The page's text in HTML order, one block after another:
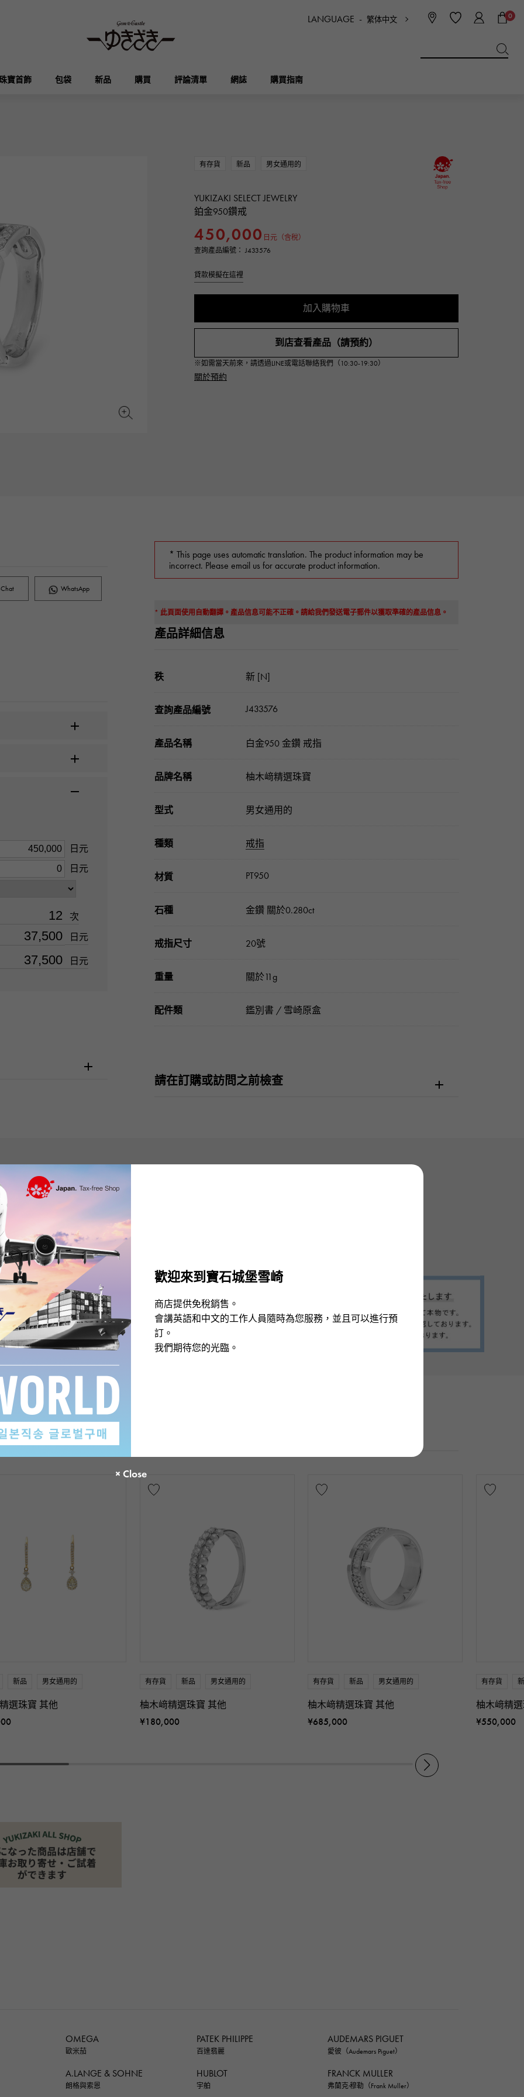
歡迎來到寶石城堡雪崎
商店提供免稅銷售。
會講英語和中文的工作人員隨時為您服務，並且可以進行預
訂。
我們期待您的光臨。
LANGUAGE -繁体中文 0
寶首飾 包袋 新品 購買 評論清單 網誌 購買指南
RICHARD MILLE
理查德·米勒 江詩丹頓
JAEGER LE COULTRE CHANEL
香奈兒
BVLGARI
寶格麗
ZENITH TAG HEUER
VINTAGE WATCH
復古手錶
查看所有手錶品牌
ALPHA
阿爾法
ALPHA putite
阿爾法·珀蒂（Alpha Petit）
TwinPinky ANGLER
YUKIZAKI BACHIKAN
雪崎梵蒂岡
USED NOMBRE USED ALPHA
Alpha 認證二手車
對原始物珠寶一覽
其他
有存貨 新品 男女通用的
YUKIZAKI SELECT JEWELRY
鉑金950鑽戒
450,000 日元（含稅）
查詢產品編號： J433576
貸款模擬在這裡
加入購物車
到店查看產品（請預約）
※如需當天前來，請透過LINE或電話聯絡我們（10:30-19:30）
關於預約
WhatsApp
日元
日元
次
日元
日元
* This page uses automatic translation. The product information may be
incorrect. Please email us for accurate product information.
* 此頁面使用自動翻譯。產品信息可能不正確。請給我們發送電子郵件以獲取準確的產品信息。
產品詳細信息
秩 新 [N]
查詢產品編號 J433576
產品名稱 白金950 金鑽 戒指
品牌名稱 柚木﨑精選珠寶
型式 男女通用的
種類 戒指
材質 PT950
石種 金鑽 關於0.280ct
戒指尺寸 20號
重量 關於11g
配件類 鑑別書 / 雪崎原盒
請在訂購或訪問之前檢查
There are no product reviews.
新品 男女通用的
選珠寶 其他
有存貨 新品 男女通用的
柚木﨑精選珠寶 其他
¥180,000
有存貨 新品 男女通用的
柚木﨑精選珠寶 其他
¥685,000
有存貨
柚木﨑精
¥550,000
OMEGA
歐米茄
PATEK PHILIPPE
百達翡麗
AUDEMARS PIGUET
愛彼（Audemars Piguet）
A.LANGE & SOHNE
朗格與索恩
HUBLOT
宇舶
FRANCK MULLER
弗蘭克·穆勒（Frank Muller）